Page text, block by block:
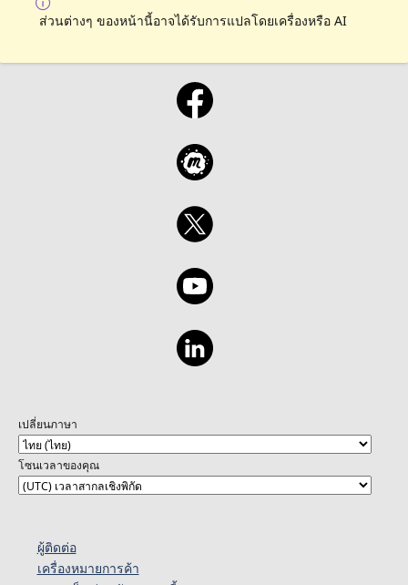
ส่วนต่างๆ ของหน้านี้อาจได้รับการแปลโดยเครื่องหรือ AI
เปลี่ยนภาษา
โซนเวลาของคุณ
ผู้ติดต่อ
เครื่องหมายการค้า